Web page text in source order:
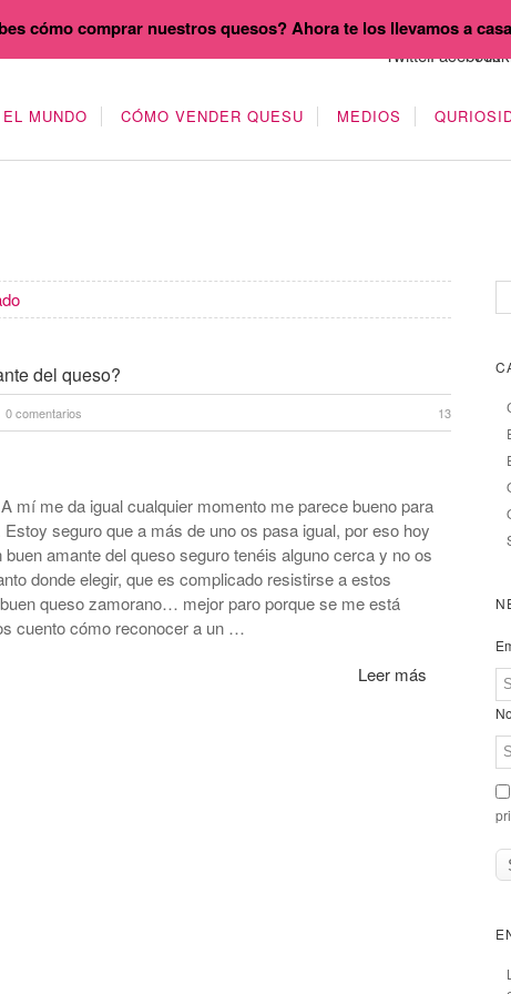
MUNDO CÓMO VENDER QUESU MEDIOS
del queso?
0 comentarios 13
mí me da igual cualquier momento me parece bueno para
seguro que a más de uno os pasa igual, por eso hoy
amante del queso seguro tenéis alguno cerca y no os
donde elegir, que es complicado resistirse a estos
queso zamorano… mejor paro porque se me está
cuento cómo reconocer a un …
Leer más
cómo comprar nuestros quesos? Ahora te los llevamos a casa